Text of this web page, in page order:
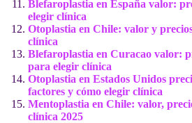
Blefaroplastia en España valor:
elegir clínica
Otoplastia en Chile: valor y
clínica
Blefaroplastia en Curacao valor:
para elegir clínica
Otoplastia en Estados Unidos
factores y cómo elegir clínica
Mentoplastia en Chile: valor,
clínica 2025